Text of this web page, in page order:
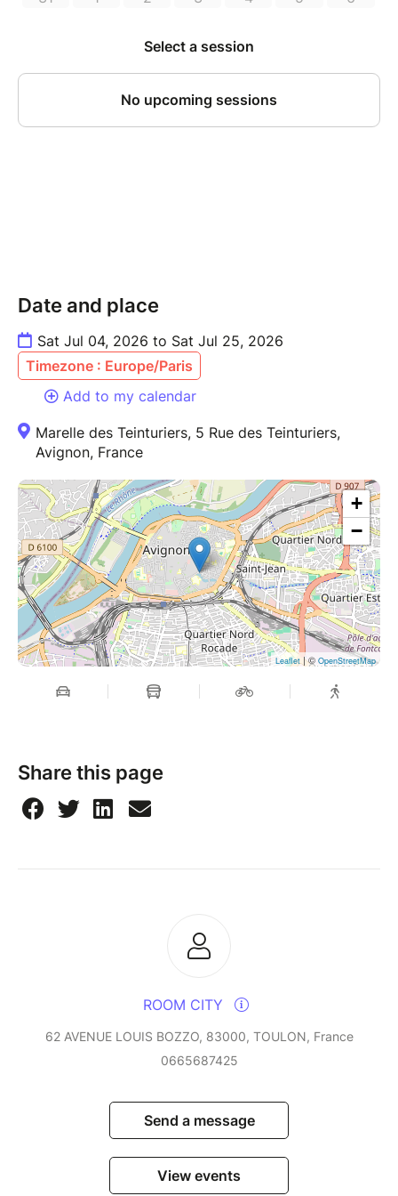
Coup de coeur du jury du Tremplin Gleeden Talent
Pour tout public à partir de 10 ans
Date and place
Sat Jul 04, 2026 to Sat Jul 25, 2026
Timezone : Europe/Paris
Add to my calendar
Marelle des Teinturiers, 5 Rue des Teinturiers,
Avignon, France
+
−
Leaflet | © OpenStreetMap
Share this page
ROOM CITY
62 AVENUE LOUIS BOZZO, 83000, TOULON, France
0665687425
Send a message
View events